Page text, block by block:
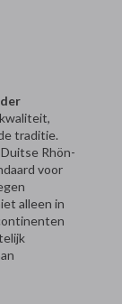
traditie.
Rhön-
voor
alleen in